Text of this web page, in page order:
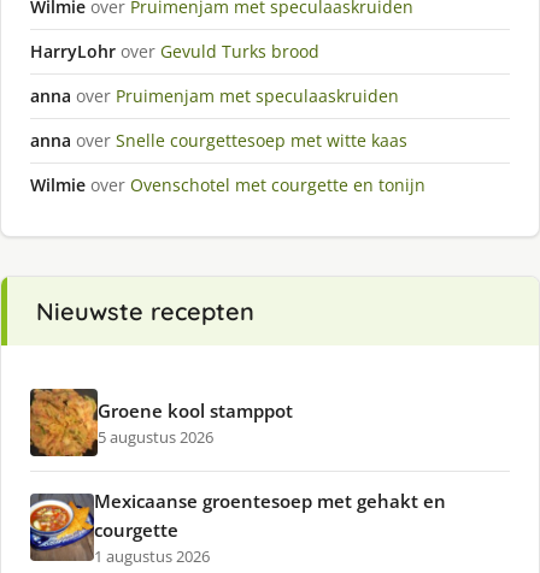
Wilmie over Pruimenjam met speculaaskruiden
HarryLohr over Gevuld Turks brood
anna over Pruimenjam met speculaaskruiden
anna over Snelle courgettesoep met witte kaas
Wilmie over Ovenschotel met courgette en tonijn
Nieuwste recepten
Groene kool stamppot
5 augustus 2026
Mexicaanse groentesoep met gehakt en
courgette
1 augustus 2026